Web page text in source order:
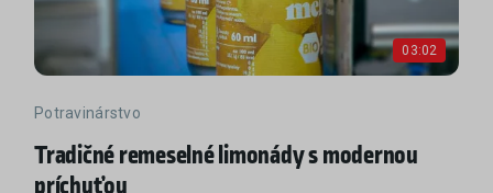
03:02
Potravinárstvo
Tradičné remeselné limonády s modernou
príchuťou